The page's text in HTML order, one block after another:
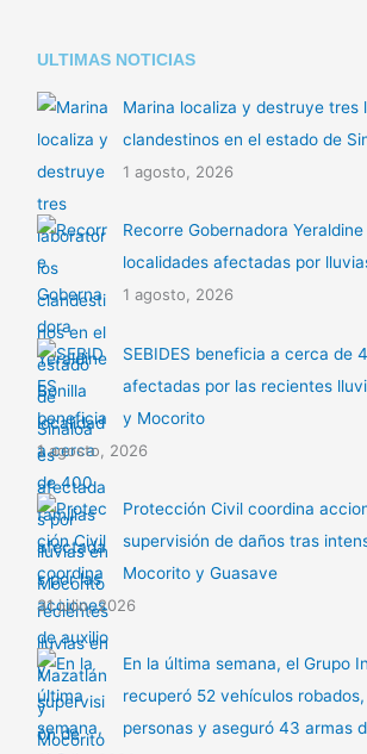
ULTIMAS NOTICIAS
Marina localiza y destruye tres
clandestinos en el estado de
1 agosto, 2026
Recorre Gobernadora Yeraldine
localidades afectadas por
1 agosto, 2026
SEBIDES beneficia a cerca de
afectadas por las recientes
y Mocorito
1 agosto, 2026
Protección Civil coordina
supervisión de daños tras
Mocorito y Guasave
31 julio, 2026
En la última semana, el Grupo
recuperó 52 vehículos
personas y aseguró 43 armas